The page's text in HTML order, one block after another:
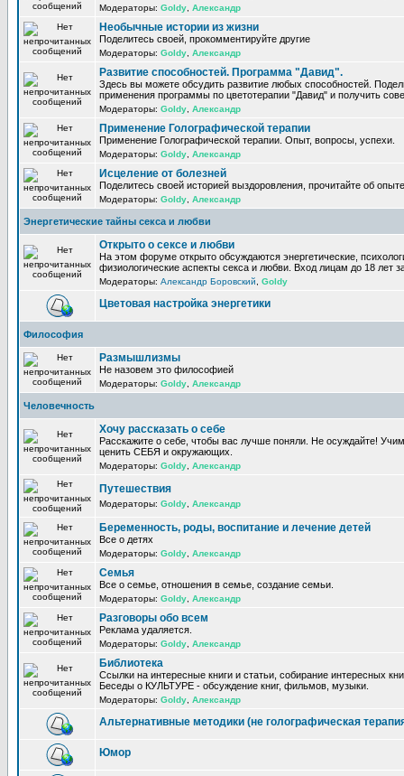
Модераторы: Goldy Александр
Необычные истории из жизни
Поделитесь своей, прокомментируйте другие
Модераторы: Goldy Александр
Развитие способностей. Программа "Давид".
Здесь вы можете обсудить развитие любых способностей.
применения программы по цветотерапии "Давид" и получить
Модераторы: Goldy Александр
Применение Голографической терапии
Применение Голографической терапии. Опыт, вопросы, успехи.
Модераторы: Goldy Александр
Исцеление от болезней
Поделитесь своей историей выздоровления, прочитайте об
Модераторы: Goldy Александр
Энергетические тайны секса и любви
Открыто о сексе и любви
На этом форуме открыто обсуждаются энергетические,
физиологические аспекты секса и любви. Вход лицам до 18 лет
Модераторы: Александр Боровский Goldy
Цветовая настройка энергетики
Философия
Размышлизмы
Не назовем это философией
Модераторы: Goldy Александр
Человечность
Хочу рассказать о себе
Расскажите о себе, чтобы вас лучше поняли. Не осуждайте!
ценить СЕБЯ и окружающих.
Модераторы: Goldy Александр
Путешествия
Модераторы: Goldy Александр
Беременность, роды, воспитание и лечение детей
Все о детях
Модераторы: Goldy Александр
Семья
Все о семье, отношения в семье, создание семьи.
Модераторы: Goldy Александр
Разговоры обо всем
Реклама удаляется.
Модераторы: Goldy Александр
Библиотека
Ссылки на интересные книги и статьи, собирание интересных
Беседы о КУЛЬТУРЕ - обсуждение книг, фильмов, музыки.
Модераторы: Goldy Александр
Альтернативные методики (не голографическая
Юмор